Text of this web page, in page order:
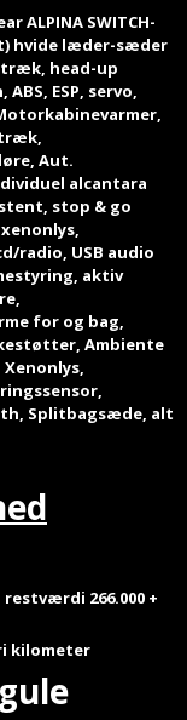
ALPINA SWITCH-
hvide læder-sæder
head-up
ESP, servo,
Aut.
alcantara
stop & go
radio, USB audio
aktiv
for og bag,
Ambiente
Splitbagsæde, alt
restværdi 266.000 +
kilometer